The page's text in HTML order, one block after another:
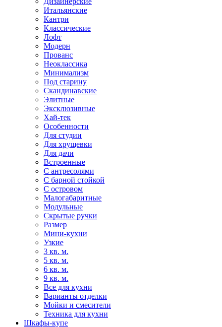
Итальянские
Кантри
Классические
Лофт
Модерн
Прованс
Неоклассика
Минимализм
Под старину
Скандинавские
Элитные
Эксклюзивные
Хай-тек
Особенности
Для студии
Для хрущевки
Для дачи
Встроенные
С антресолями
С барной стойкой
С островом
Малогабаритные
Модульные
Скрытые ручки
Размер
Мини-кухни
Узкие
3 кв. м.
5 кв. м.
6 кв. м.
9 кв. м.
Все для кухни
Варианты отделки
Мойки и смесители
Техника для кухни
Шкафы-купе